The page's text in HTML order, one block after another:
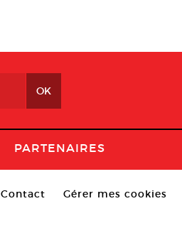
PARTENAIRES
Contact Gérer mes cookies